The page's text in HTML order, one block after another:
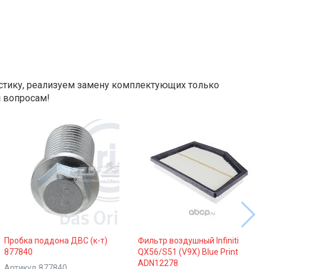
реализуем замену комплектующих только
Пробка поддона ДВС (к-т)
877840
Фильтр воздушный Infiniti
QX56/S51 (V9X) Blue Print
ADN12278